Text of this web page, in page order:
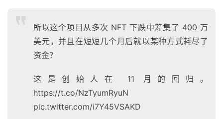
所以这个项目从多次 NFT 下跌中筹集了 400 万
美元，并且在短短几个月后就以某种方式耗尽了
资金？
这是创始人在 11 月的回归。
https://t.co/NzTyumRyuN
pic.twitter.com/i7Y45VSAKD